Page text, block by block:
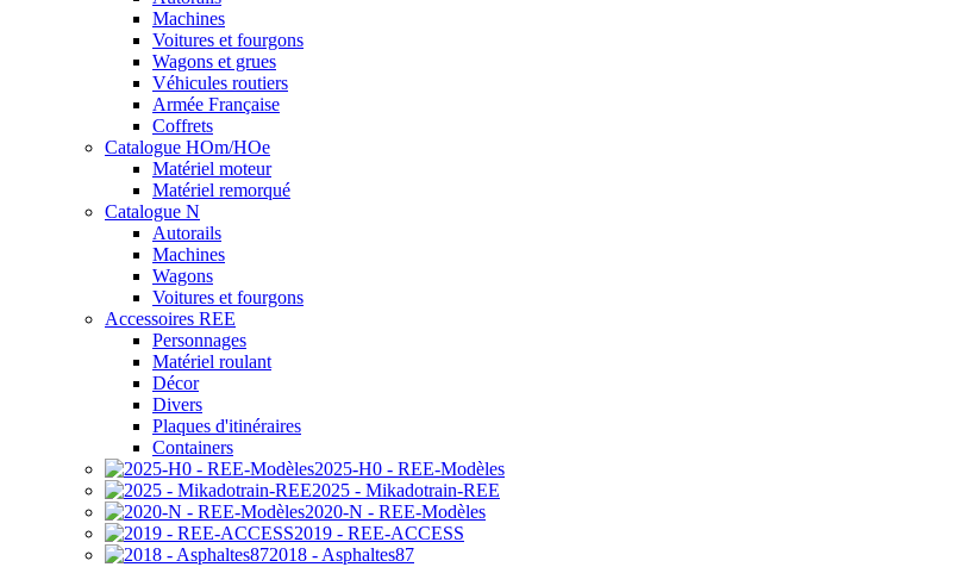
Machines
Voitures et fourgons
Wagons et grues
Véhicules routiers
Armée Française
Coffrets
Catalogue HOm/HOe
Matériel moteur
Matériel remorqué
Catalogue N
Autorails
Machines
Wagons
Voitures et fourgons
Accessoires REE
Personnages
Matériel roulant
Décor
Divers
Plaques d'itinéraires
Containers
2025-H0 - REE-Modèles
2025 - Mikadotrain-REE
2020-N - REE-Modèles
2019 - REE-ACCESS
2018 - Asphaltes87